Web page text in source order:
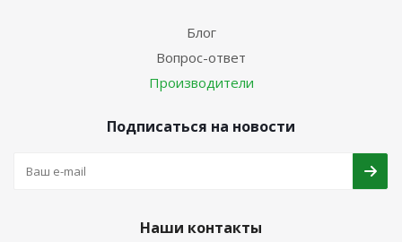
Блог
Вопрос-ответ
Производители
Подписаться на новости
Наши контакты